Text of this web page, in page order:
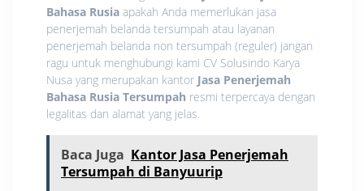
Bahasa Rusia apakah Anda memerlukan jasa
penerjemah belanda tersumpah atau layanan
penerjemah belanda non tersumpah (reguler) jangan
ragu untuk menghubungi kami CV Solusindo Karya
Nusa yang merupakan kantor Jasa Penerjemah
Bahasa Rusia Tersumpah resmi terpercaya dengan
legalitas dan alamat yang jelas.
Baca Juga Kantor Jasa Penerjemah
Tersumpah di Banyuurip